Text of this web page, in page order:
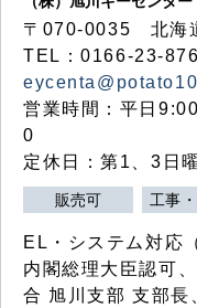
〒070-0035 北海
TEL：0166-23-
営業時間：平日
0
定休日：第1、3日
販売可 工事
EL・システム対応
内閣総理大臣認可
合 旭川支部 支部長